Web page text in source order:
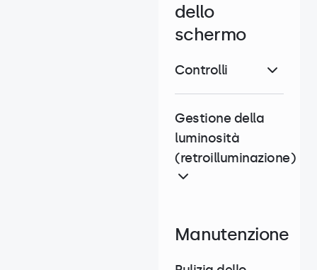
dello
schermo
Controlli
Gestione della
luminosità
(retroilluminazione)
Manutenzione